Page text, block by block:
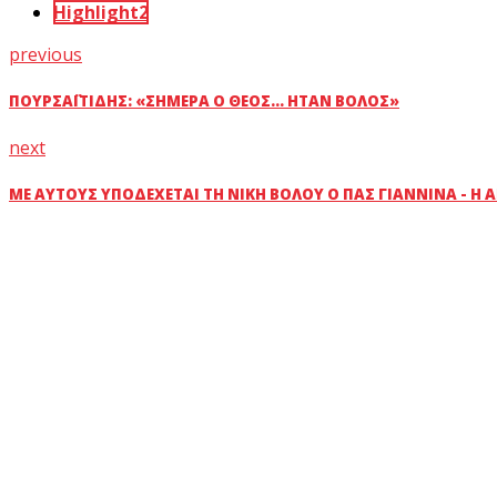
Highlight2
previous
ΠΟΥΡΣΑΪΤΊΔΗΣ: «ΣΉΜΕΡΑ Ο ΘΕΌΣ... ΉΤΑΝ ΒΌΛΟΣ»
next
ΜΕ ΑΥΤΟΎΣ ΥΠΟΔΈΧΕΤΑΙ ΤΗ ΝΊΚΗ ΒΌΛΟΥ Ο ΠΑΣ ΓΙΆΝΝΙΝΑ - Η